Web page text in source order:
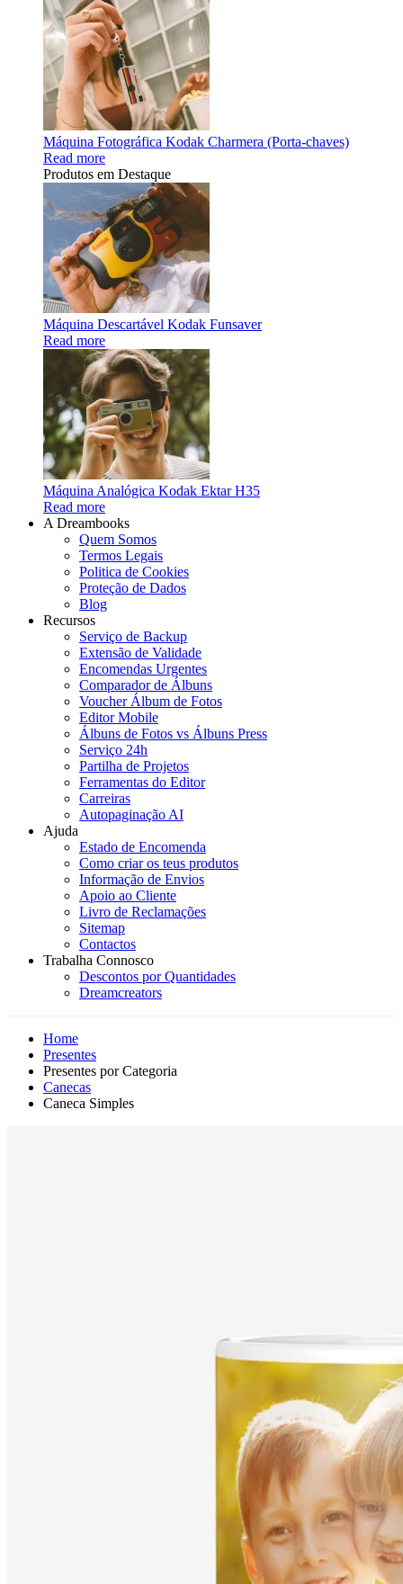
Máquina Fotográfica Kodak Charmera (Porta-chaves)
Read more
Produtos em Destaque
Máquina Descartável Kodak Funsaver
Read more
Máquina Analógica Kodak Ektar H35
Read more
A Dreambooks
Quem Somos
Termos Legais
Politica de Cookies
Proteção de Dados
Blog
Recursos
Serviço de Backup
Extensão de Validade
Encomendas Urgentes
Comparador de Álbuns
Voucher Álbum de Fotos
Editor Mobile
Álbuns de Fotos vs Álbuns Press
Serviço 24h
Partilha de Projetos
Ferramentas do Editor
Carreiras
Autopaginação AI
Ajuda
Estado de Encomenda
Como criar os teus produtos
Informação de Envios
Apoio ao Cliente
Livro de Reclamações
Sitemap
Contactos
Trabalha Connosco
Descontos por Quantidades
Dreamcreators
Home
Presentes
Presentes por Categoria
Canecas
Caneca Simples